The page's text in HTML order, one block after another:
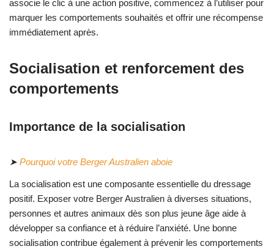
associe le clic à une action positive, commencez à l’utiliser pour
marquer les comportements souhaités et offrir une récompense
immédiatement après.
Socialisation et renforcement des
comportements
Importance de la socialisation
➤ Pourquoi votre Berger Australien aboie
La socialisation est une composante essentielle du dressage
positif. Exposer votre Berger Australien à diverses situations,
personnes et autres animaux dès son plus jeune âge aide à
développer sa confiance et à réduire l’anxiété. Une bonne
socialisation contribue également à prévenir les comportements